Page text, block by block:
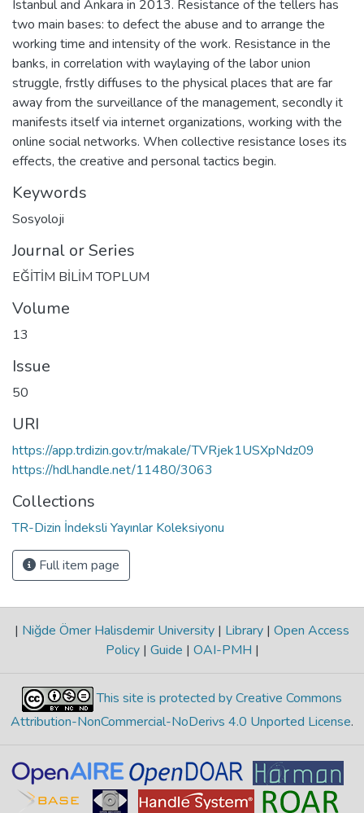
Istanbul and Ankara in 2013. Resistance of the tellers has
two main bases: to defect the abuse and to arrange the
working time and intensity of the work. Resistance in the
banks, in correlation with waylaying of the labor union
struggle, frstly diffuses to the physical places that are far
away from the surveillance of the management, secondly it
manifests itself via internet organizations, working with the
online social networks. When collective resistance loses its
effects, the creative and personal tactics begin.
Keywords
Sosyoloji
Journal or Series
EĞİTİM BİLİM TOPLUM
Volume
13
Issue
50
URI
https://app.trdizin.gov.tr/makale/TVRjek1USXpNdz09
https://hdl.handle.net/11480/3063
Collections
TR-Dizin İndeksli Yayınlar Koleksiyonu
Full item page
| Niğde Ömer Halisdemir University | Library | Open Access
Policy | Guide | OAI-PMH |
This site is protected by Creative Commons
Attribution-NonCommercial-NoDerivs 4.0 Unported License.